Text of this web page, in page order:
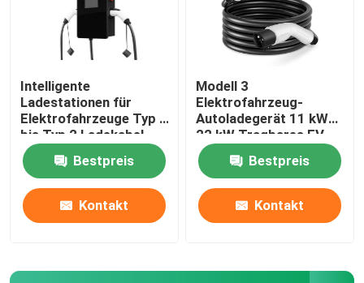
Intelligente
Ladestationen für
Elektrofahrzeuge Typ 2
bis Typ 2 Ladekabel
IP55-Schutz
Bestpreis
Kontakt
Modell 3
Elektrofahrzeug-
Autoladegerät 11 kW
22 kW Tragbares EV-
Ladegerät Typ 2
Bestpreis
Kontakt